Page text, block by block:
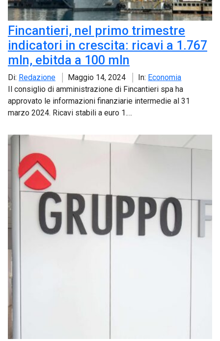
Fincantieri, nel primo trimestre
indicatori in crescita: ricavi a 1.767
mln, ebitda a 100 mln
Di: Redazione Maggio 14, 2024 In: Economia
Il consiglio di amministrazione di Fincantieri spa ha
approvato le informazioni finanziarie intermedie al 31
marzo 2024. Ricavi stabili a euro 1.…